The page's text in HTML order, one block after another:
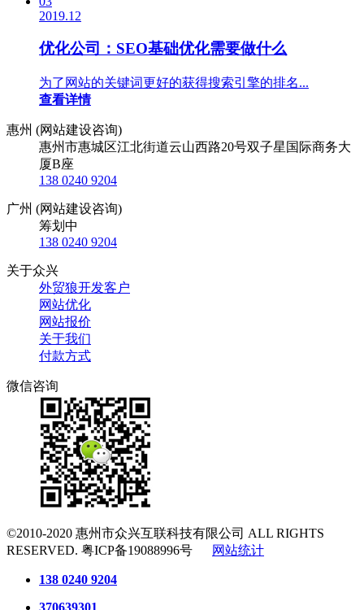
2019.12
优化公司：SEO基础优化需要做什么
为了网站的关键词更好的获得搜索引擎的排名...
查看详情
惠州 (网站建设咨询)
惠州市惠城区江北街道云山西路20号双子星国际商务大
厦B座
138 0240 9204
广州 (网站建设咨询)
筹划中
138 0240 9204
关于众兴
外贸狼开发客户
网站优化
网站报价
关于我们
付款方式
微信咨询
©2010-2020 惠州市众兴互联科技有限公司 ALL RIGHTS
RESERVED. 粤ICP备19088996号 网站统计
138 0240 9204